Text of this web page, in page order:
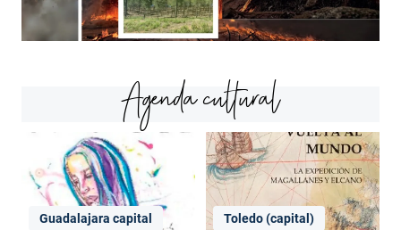
Agenda cultural
Guadalajara capital Toledo (capital)